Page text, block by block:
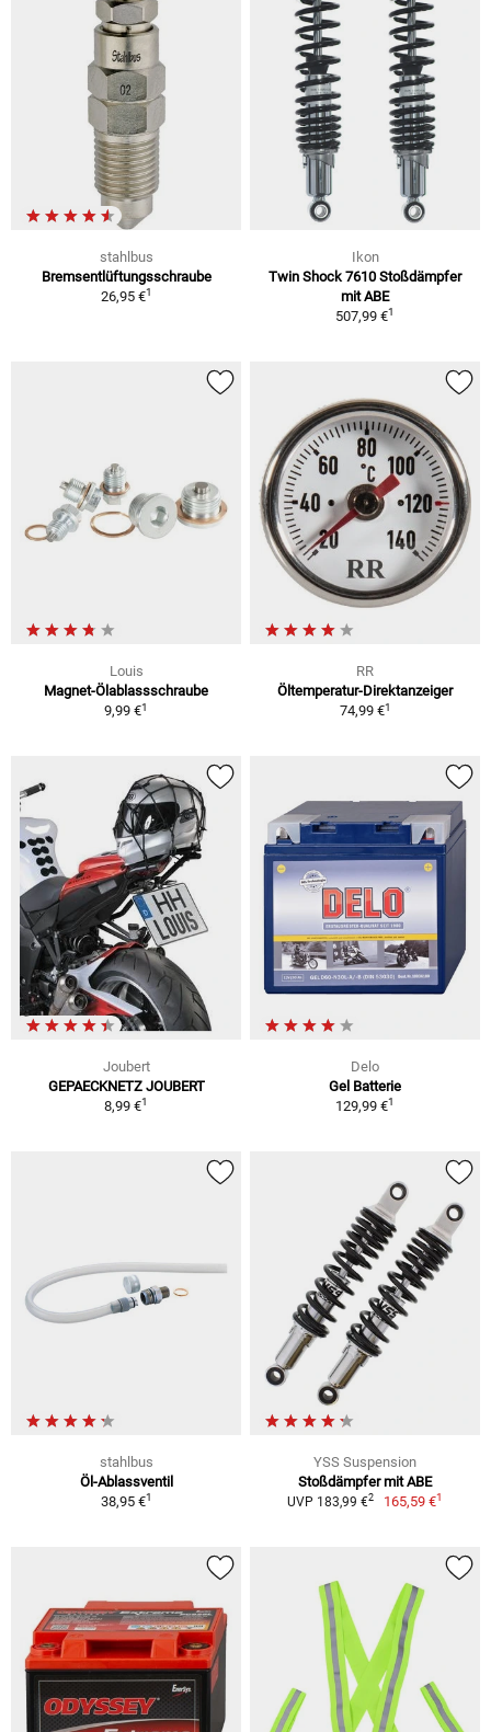
stahlbus
Bremsentlüftungsschraube
26,95 €1
Ikon
Twin Shock 7610 Stoßdämpfer
mit ABE
507,99 €1
Louis
Magnet-Ölablassschraube
9,99 €1
RR
Öltemperatur-Direktanzeiger
74,99 €1
Joubert
GEPAECKNETZ JOUBERT
8,99 €1
Delo
Gel Batterie
129,99 €1
stahlbus
Öl-Ablassventil
38,95 €1
YSS Suspension
Stoßdämpfer mit ABE
UVP 183,99 €2 165,59 €1